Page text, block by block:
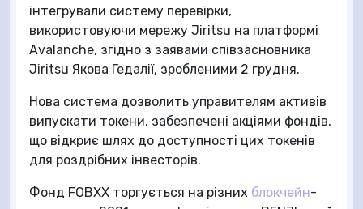
інтегрували систему перевірки,
використовуючи мережу Jiritsu на платформі
Avalanche, згідно з заявами співзасновника
Jiritsu Якова Гедалії, зробленими 2 грудня.
Нова система дозволить управителям активів
випускати токени, забезпечені акціями фондів,
що відкриє шлях до доступності цих токенів
для роздрібних інвесторів.
Фонд FOBXX торгується на різних блокчейн-